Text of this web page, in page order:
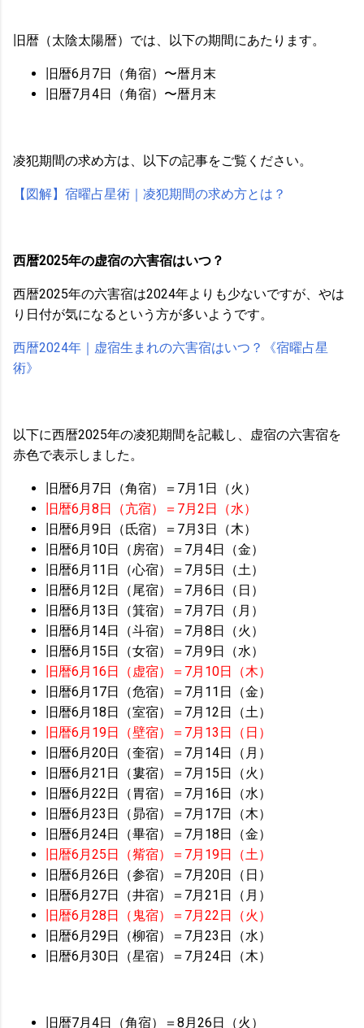
旧暦（太陰太陽暦）では、以下の期間にあたります。
旧暦6月7日（角宿）〜暦月末
旧暦7月4日（角宿）〜暦月末
凌犯期間の求め方は、以下の記事をご覧ください。
【図解】宿曜占星術｜凌犯期間の求め方とは？
西暦2025年の虚宿の六害宿はいつ？
西暦2025年の六害宿は2024年よりも少ないですが、やは
り日付が気になるという方が多いようです。
西暦2024年｜虚宿生まれの六害宿はいつ？《宿曜占星
術》
以下に西暦2025年の凌犯期間を記載し、虚宿の六害宿を
赤色で表示しました。
旧暦6月7日（角宿）＝7月1日（火）
旧暦6月8日（亢宿）＝7月2日（水）
旧暦6月9日（氐宿）＝7月3日（木）
旧暦6月10日（房宿）＝7月4日（金）
旧暦6月11日（心宿）＝7月5日（土）
旧暦6月12日（尾宿）＝7月6日（日）
旧暦6月13日（箕宿）＝7月7日（月）
旧暦6月14日（斗宿）＝7月8日（火）
旧暦6月15日（女宿）＝7月9日（水）
旧暦6月16日（虚宿）＝7月10日（木）
旧暦6月17日（危宿）＝7月11日（金）
旧暦6月18日（室宿）＝7月12日（土）
旧暦6月19日（壁宿）＝7月13日（日）
旧暦6月20日（奎宿）＝7月14日（月）
旧暦6月21日（婁宿）＝7月15日（火）
旧暦6月22日（胃宿）＝7月16日（水）
旧暦6月23日（昴宿）＝7月17日（木）
旧暦6月24日（畢宿）＝7月18日（金）
旧暦6月25日（觜宿）＝7月19日（土）
旧暦6月26日（参宿）＝7月20日（日）
旧暦6月27日（井宿）＝7月21日（月）
旧暦6月28日（鬼宿）＝7月22日（火）
旧暦6月29日（柳宿）＝7月23日（水）
旧暦6月30日（星宿）＝7月24日（木）
旧暦7月4日（角宿）＝8月26日（火）